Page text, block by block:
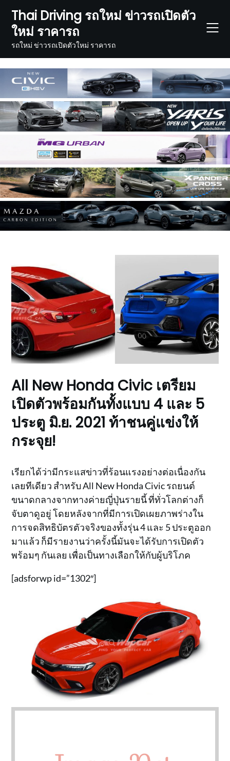
content
Thai Driving รถใหม่ ข่าวรถเปิดตัว
ใหม่ ราคารถ
รถใหม่ ข่าวรถเปิดตัวใหม่ ราคารถ
All New Honda Civic เตรียม
เปิดตัวพร้อมกันทั้งแบบ 4 และ 5
ประตู มิ.ย. 2021 ท้าชนคู่แข่งให้
กระจุย!
เรียกได้ว่ามีกระแสข่าวที่ร้อนแรงอย่างต่อเนื่องกัน
เลยทีเดียว สำหรับ All New Honda Civic รถยนต์
ขนาดกลางจากทางค่ายญี่ปุ่นรายนี้ ที่ทั่วโลกต่างก็
จับตาดูอยู่ โดยหลังจากที่มีการเปิดเผยภาพร่างใน
การจดสิทธิบัตรตัวจริงของทั้งรุ่น 4 และ 5 ประตูออก
มาแล้ว ก็มีรายงานว่าครั้งนี้มันจะได้รับการเปิดตัว
พร้อมๆ กันเลย เพื่อเป็นทางเลือกให้กับผู้บริโภค
[adsforwp id=”1302″]